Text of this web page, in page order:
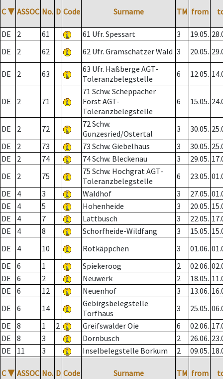
C ▼ ASSOC No. D Code Surname TM from
DE 2 61 61 Ufr. Spessart 3 19.05.
DE
2 62 62 Ufr. Gramschatzer Wald 3 20.05.
DE 2 63
63 Ufr. Haßberge AGT-
Toleranzbelegstelle
6 12.05.
DE 2 71
71 Schw. Scheppacher
Forst AGT-
Toleranzbelegstelle
6 15.05.
DE 2 72
72 Schw.
Gunzesried/Ostertal
3 30.05.
DE
2 73 73 Schw. Giebelhaus 3 30.05.
DE
2 74 74 Schw. Bleckenau 3 29.05.
DE
2 75
75 Schw. Hochgrat AGT-
Toleranzbelegstelle
6 23.05.
DE
4 3 Waldhof 3 27.05.
DE
4 5 Hohenheide 3 20.05.
DE
4 7 Lattbusch 3 22.05.
DE
4 8 Schorfheide-Wildfang 3 15.05.
DE
4 10 Rotkäppchen 3 01.06.
DE
6 1 Spiekeroog 2 02.06.
DE
6 2 Neuwerk 2 18.05.
DE
6 12 Neuenhof 3 13.06.
DE
6 14
Gebirgsbelegstelle
Torfhaus
3 25.05.
DE
8 1 2 Greifswalder Oie 6 02.06.
DE
8 3 Dornbusch 2 26.06.
DE
11 3 Inselbelegstelle Borkum 2 09.05.
C ▼ ASSOC No. D Code Surname TM from